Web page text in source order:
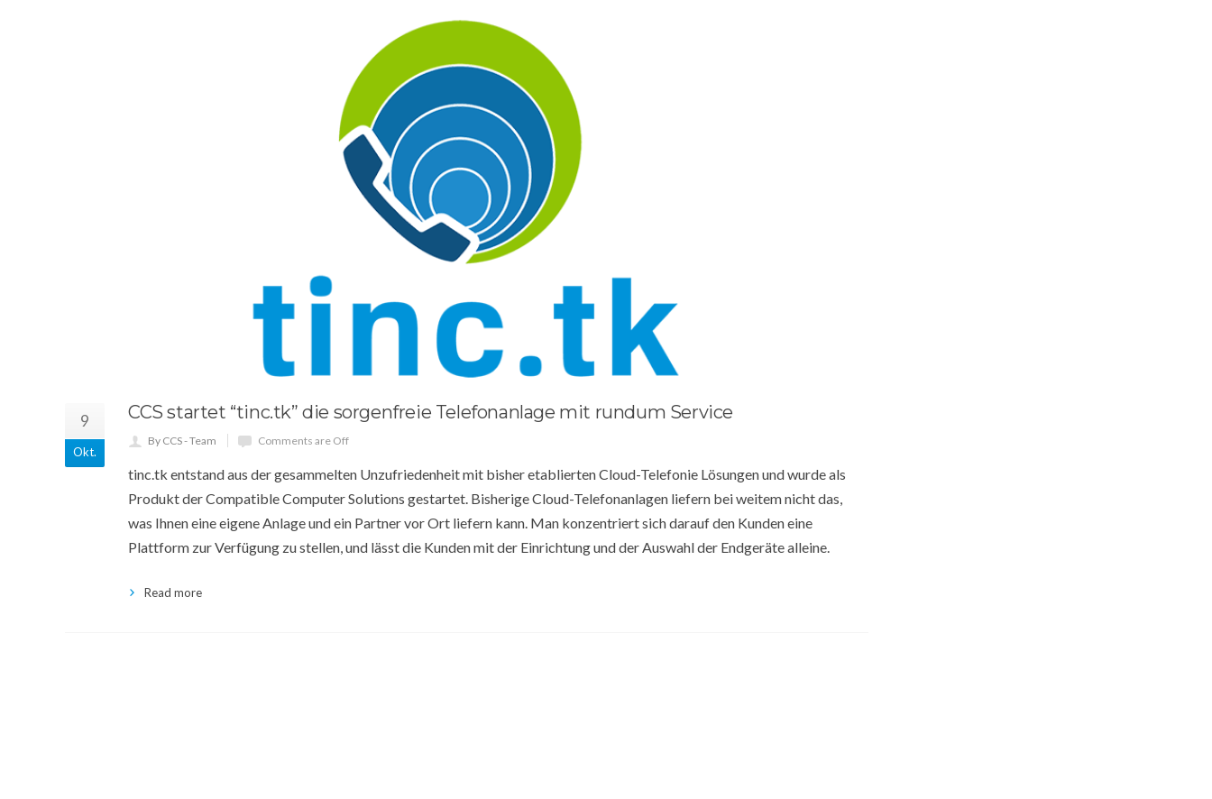
9
Okt.
CCS startet “tinc.tk” die sorgenfreie Telefonanlage mit rundum Service
By CCS - Team Comments are Off
tinc.tk entstand aus der gesammelten Unzufriedenheit mit bisher etablierten Cloud-Telefonie Lösungen und wurde als
Produkt der Compatible Computer Solutions gestartet. Bisherige Cloud-Telefonanlagen liefern bei weitem nicht das,
was Ihnen eine eigene Anlage und ein Partner vor Ort liefern kann. Man konzentriert sich darauf den Kunden eine
Plattform zur Verfügung zu stellen, und lässt die Kunden mit der Einrichtung und der Auswahl der Endgeräte alleine.
Read more